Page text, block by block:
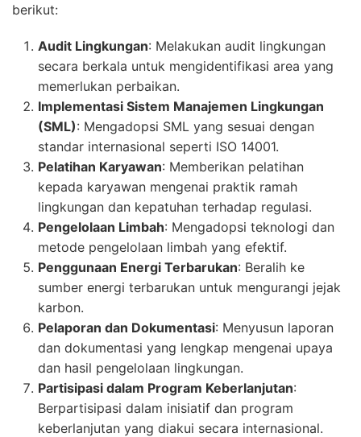
berikut:
Audit Lingkungan: Melakukan audit lingkungan
secara berkala untuk mengidentifikasi area yang
memerlukan perbaikan.
Implementasi Sistem Manajemen Lingkungan
(SML): Mengadopsi SML yang sesuai dengan
standar internasional seperti ISO 14001.
Pelatihan Karyawan: Memberikan pelatihan
kepada karyawan mengenai praktik ramah
lingkungan dan kepatuhan terhadap regulasi.
Pengelolaan Limbah: Mengadopsi teknologi dan
metode pengelolaan limbah yang efektif.
Penggunaan Energi Terbarukan: Beralih ke
sumber energi terbarukan untuk mengurangi jejak
karbon.
Pelaporan dan Dokumentasi: Menyusun laporan
dan dokumentasi yang lengkap mengenai upaya
dan hasil pengelolaan lingkungan.
Partisipasi dalam Program Keberlanjutan:
Berpartisipasi dalam inisiatif dan program
keberlanjutan yang diakui secara internasional.